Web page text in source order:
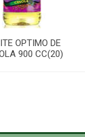
OPTIMO DE
900 CC(20)